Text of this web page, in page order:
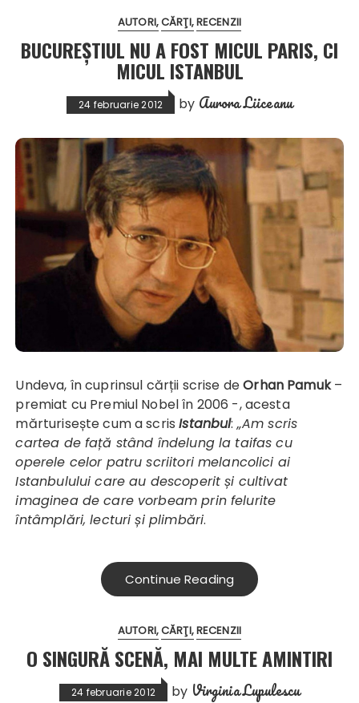
AUTORI CĂRŢI RECENZII
BUCUREȘTIUL NU A FOST MICUL PARIS, CI
MICUL ISTANBUL
24 februarie 2012 by Aurora Liiceanu
Undeva, în cuprinsul cărții scrise deOrhan Pamuk–
premiat cu Premiul Nobel în 2006 -, acesta
mărturisește cum a scrisIstanbul:„Am scris
cartea de față stând îndelung la taifas cu
operele celor patru scriitori melancolici ai
Istanbulului care au descoperit și cultivat
imaginea de care vorbeam prin felurite
întâmplări, lecturi și plimbări.
Continue Reading
AUTORI CĂRŢI RECENZII
O SINGURĂ SCENĂ, MAI MULTE AMINTIRI
24 februarie 2012 by Virginia Lupulescu